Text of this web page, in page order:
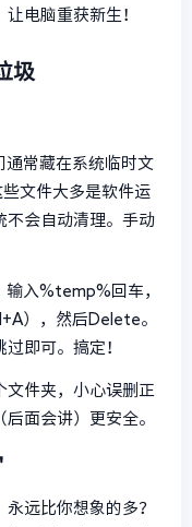
电脑重获新生！
圾
常藏在系统临时文
文件大多是软件运
不会自动清理。手动
输入%temp%回车，
），然后Delete。
即可。搞定！
文件夹，小心误删正
面会讲）更安全。
远比你想象的多？